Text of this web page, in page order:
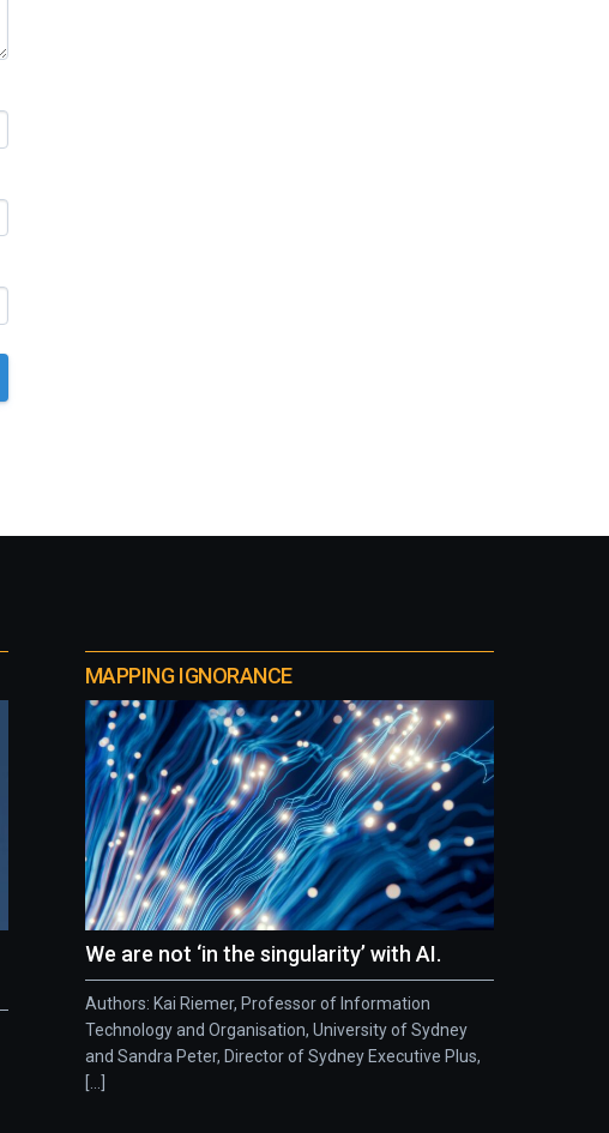
MAPPING IGNORANCE
We are not ‘in the singularity’ with AI.
Authors: Kai Riemer, Professor of Information
Technology and Organisation, University of Sydney
and Sandra Peter, Director of Sydney Executive Plus,
[...]